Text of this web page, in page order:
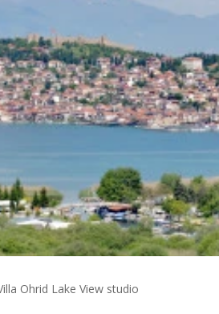
Ohrid Lake View studio